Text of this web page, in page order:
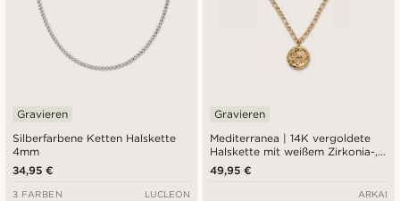
Silberfarbene Ketten Halskette
4mm
Gravieren
34,95 €
3 FARBEN LUCLEON
Mediterranea | 14K vergoldete
Halskette mit weißem Zirkonia-,
Schlangen- und
Sonnenstrahlenanhänger
Gravieren
49,95 €
ARKAI